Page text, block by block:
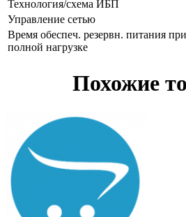
Технология/схема ИБП
Управление сетью
Время обеспеч. резервн. питания при
полной нагрузке
Похожие